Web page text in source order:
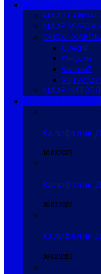
АМИР
АМИР
САВОЛ-
Сиёсий
Фиқҳий
Фикрий
АМИР
Халифалик
10.03.2023
Халифалик
20.02.2023
Халифалик
06.02.2023